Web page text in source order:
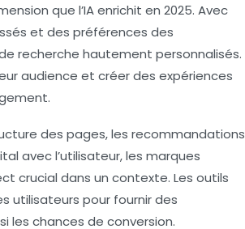
que l’IA enrichit en 2025. Avec
et des préférences des
recherche hautement personnalisés.
audience et créer des expériences
des pages, les recommandations
avec l’utilisateur, les marques
crucial dans un contexte. Les outils
utilisateurs pour fournir des
les chances de conversion.